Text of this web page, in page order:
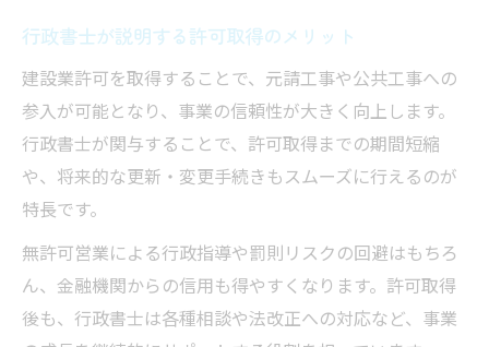
行政書士が説明する許可取得のメリット
建設業許可を取得することで、元請工事や公共工事への
参入が可能となり、事業の信頼性が大きく向上します。
行政書士が関与することで、許可取得までの期間短縮
や、将来的な更新・変更手続きもスムーズに行えるのが
特長です。
無許可営業による行政指導や罰則リスクの回避はもちろ
ん、金融機関からの信用も得やすくなります。許可取得
後も、行政書士は各種相談や法改正への対応など、事業